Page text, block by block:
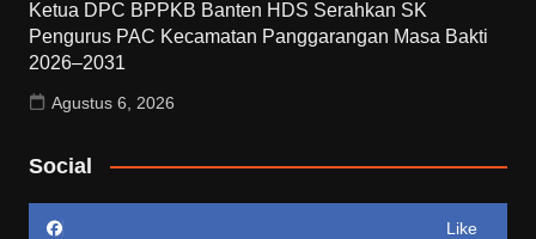
Ketua DPC BPPKB Banten HDS Serahkan SK
Pengurus PAC Kecamatan Panggarangan Masa Bakti
2026–2031
Agustus 6, 2026
Social
Like